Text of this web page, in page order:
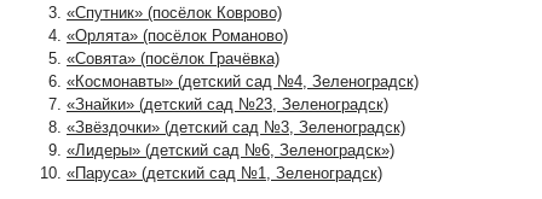
«Спутник» (посёлок Коврово)
«Орлята» (посёлок Романово)
«Совята» (посёлок Грачёвка)
«Космонавты» (детский сад №4, Зеленоградск)
«Знайки» (детский сад №23, Зеленоградск)
«Звёздочки» (детский сад №3, Зеленоградск)
«Лидеры» (детский сад №6, Зеленоградск»)
«Паруса» (детский сад №1, Зеленоградск)